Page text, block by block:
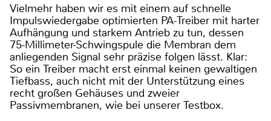
Vielmehr haben wir es mit einem auf schnelle
Impulswiedergabe optimierten PA-Treiber mit harter
Aufhängung und starkem Antrieb zu tun, dessen
75-Millimeter-Schwingspule die Membran dem
anliegenden Signal sehr präzise folgen lässt. Klar:
So ein Treiber macht erst einmal keinen gewaltigen
Tiefbass, auch nicht mit der Unterstützung eines
recht großen Gehäuses und zweier
Passivmembranen, wie bei unserer Testbox.